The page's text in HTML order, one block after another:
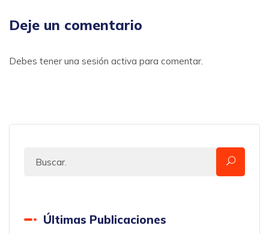
Deje un comentario
Debes tener una sesión activa para comentar.
Últimas Publicaciones